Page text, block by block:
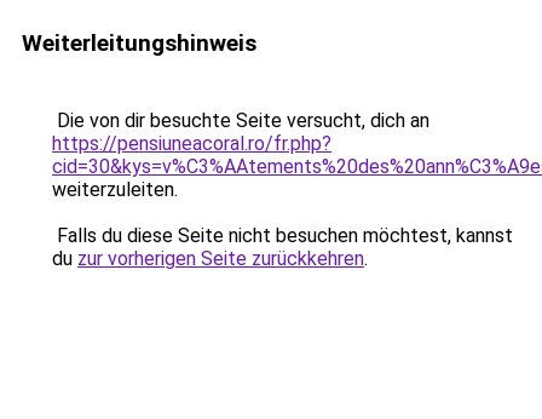
Weiterleitungshinweis
Die von dir besuchte Seite versucht, dich an
https://pensiuneacoral.ro/fr.php?
weiterzuleiten.
Falls du diese Seite nicht besuchen möchtest, kannst
du zur vorherigen Seite zurückkehren.